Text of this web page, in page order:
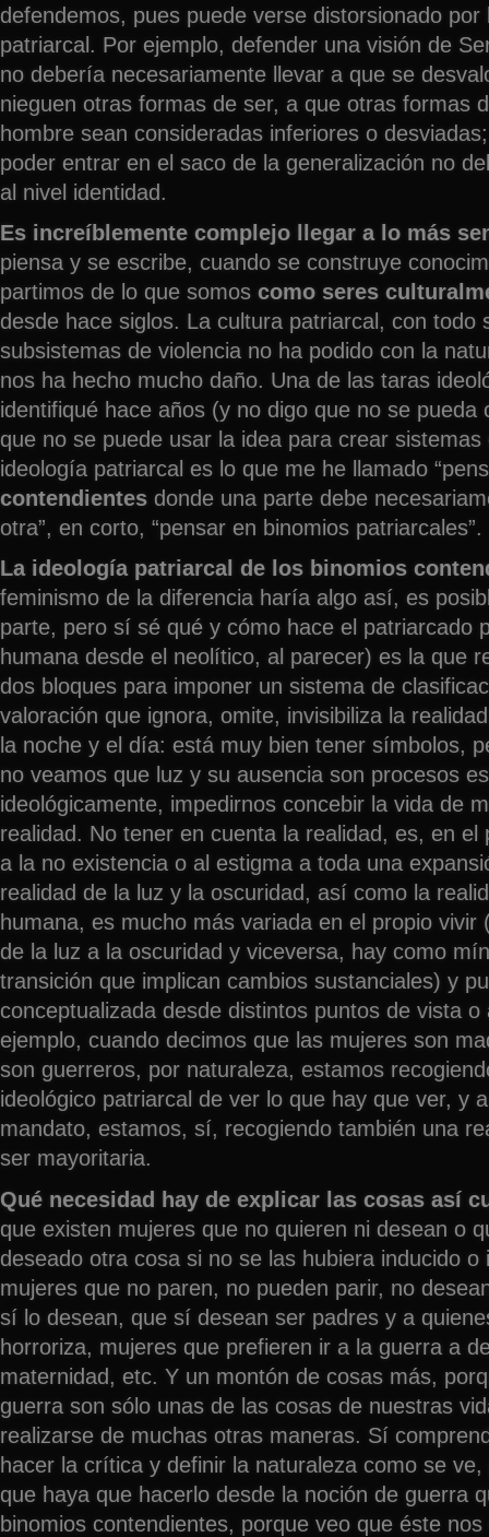
defendemos, pues puede verse distorsionado por
patriarcal. Por ejemplo, defender una visión de
no debería necesariamente llevar a que se
nieguen otras formas de ser, a que otras formas
hombre sean consideradas inferiores o
poder entrar en el saco de la generalización no
al nivel identidad.
Es increíblemente complejo llegar a lo más
piensa y se escribe, cuando se construye
partimos de lo que somos como seres
desde hace siglos. La cultura patriarcal, con todo
subsistemas de violencia no ha podido con la
nos ha hecho mucho daño. Una de las taras
identifiqué hace años (y no digo que no se
que no se puede usar la idea para crear sistemas
ideología patriarcal es lo que me he llamado
contendientes donde una parte debe
otra”, en corto, “pensar en binomios patriarcales”.
La ideología patriarcal de los binomios
feminismo de la diferencia haría algo así, es
parte, pero sí sé qué y cómo hace el patriarcado
humana desde el neolítico, al parecer) es la que
dos bloques para imponer un sistema de
valoración que ignora, omite, invisibiliza la
la noche y el día: está muy bien tener símbolos,
no veamos que luz y su ausencia son procesos
ideológicamente, impedirnos concebir la vida de
realidad. No tener en cuenta la realidad, es, en el
a la no existencia o al estigma a toda una
realidad de la luz y la oscuridad, así como la
humana, es mucho más variada en el propio vivir
de la luz a la oscuridad y viceversa, hay como
transición que implican cambios sustanciales) y
conceptualizada desde distintos puntos de vista
ejemplo, cuando decimos que las mujeres son
son guerreros, por naturaleza, estamos
ideológico patriarcal de ver lo que hay que ver, y
mandato, estamos, sí, recogiendo también una
ser mayoritaria.
Qué necesidad hay de explicar las cosas así
que existen mujeres que no quieren ni desean o
deseado otra cosa si no se las hubiera inducido o
mujeres que no paren, no pueden parir, no
sí lo desean, que sí desean ser padres y a
horroriza, mujeres que prefieren ir a la guerra a
maternidad, etc. Y un montón de cosas más,
guerra son sólo unas de las cosas de nuestras
realizarse de muchas otras maneras. Sí
hacer la crítica y definir la naturaleza como se
que haya que hacerlo desde la noción de guerra
binomios contendientes, porque veo que éste